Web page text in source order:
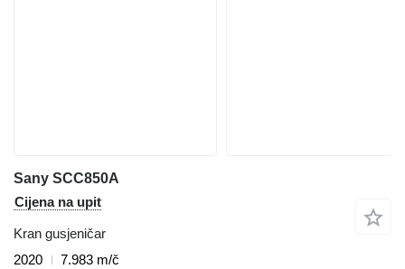
Sany SCC850A
Cijena na upit
Kran gusjeničar
2020
7.983 m/č